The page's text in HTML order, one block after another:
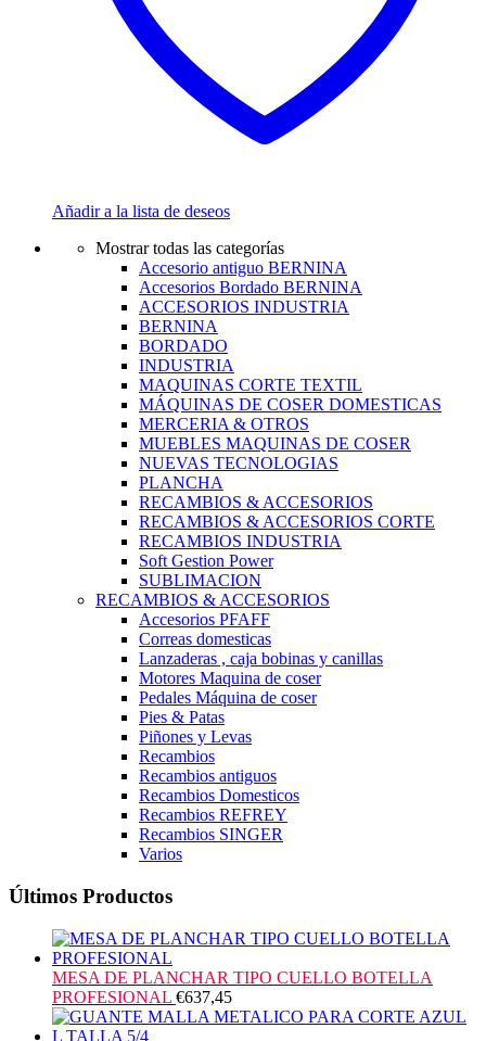
Añadir a la lista de deseos
Mostrar todas las categorías
Accesorio antiguo BERNINA
Accesorios Bordado BERNINA
ACCESORIOS INDUSTRIA
BERNINA
BORDADO
INDUSTRIA
MAQUINAS CORTE TEXTIL
MÁQUINAS DE COSER DOMESTICAS
MERCERIA & OTROS
MUEBLES MAQUINAS DE COSER
NUEVAS TECNOLOGIAS
PLANCHA
RECAMBIOS & ACCESORIOS
RECAMBIOS & ACCESORIOS CORTE
RECAMBIOS INDUSTRIA
Soft Gestion Power
SUBLIMACION
RECAMBIOS & ACCESORIOS
Accesorios PFAFF
Correas domesticas
Lanzaderas , caja bobinas y canillas
Motores Maquina de coser
Pedales Máquina de coser
Pies & Patas
Piñones y Levas
Recambios
Recambios antiguos
Recambios Domesticos
Recambios REFREY
Recambios SINGER
Varios
Últimos Productos
MESA DE PLANCHAR TIPO CUELLO BOTELLA
PROFESIONAL €637,45